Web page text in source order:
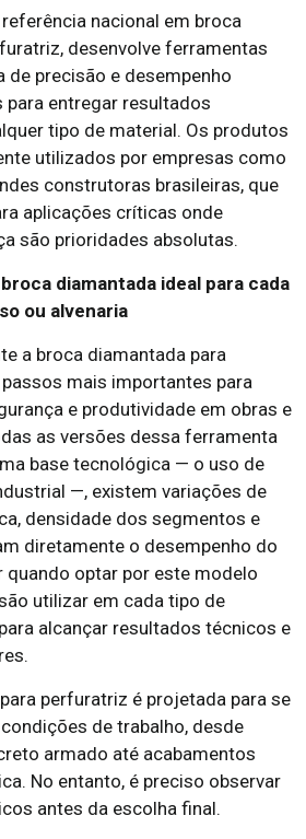
nacional em broca
desenvolve ferramentas
de precisão e desempenho
entregar resultados
tipo de material. Os produtos
utilizados por empresas como
construtoras brasileiras, que
aplicações críticas onde
são prioridades absolutas.
diamantada ideal para cada
ou alvenaria
a broca diamantada para
mais importantes para
e produtividade em obras e
as versões dessa ferramenta
base tecnológica — o uso de
—, existem variações de
densidade dos segmentos e
diretamente o desempenho do
quando optar por este modelo
utilizar em cada tipo de
alcançar resultados técnicos e
perfuratriz é projetada para se
de trabalho, desde
armado até acabamentos
No entanto, é preciso observar
antes da escolha final.